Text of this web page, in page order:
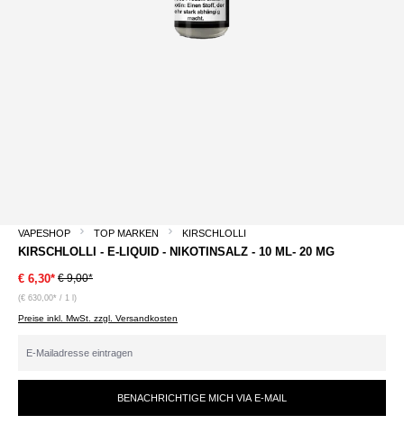
VAPESHOP TOP MARKEN KIRSCHLOLLI
KIRSCHLOLLI - E-LIQUID - NIKOTINSALZ - 10 ML- 20 MG
€ 6,30* € 9,00*
(€ 630,00* / 1 l)
Preise inkl. MwSt. zzgl. Versandkosten
BENACHRICHTIGE MICH VIA E-MAIL